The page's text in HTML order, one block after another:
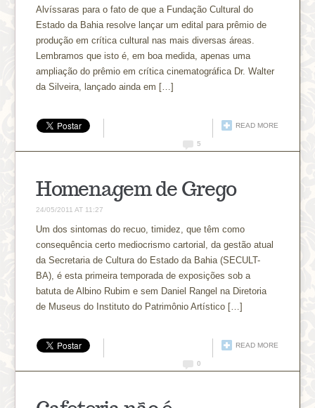
Alvíssaras para o fato de que a Fundação Cultural do
Estado da Bahia resolve lançar um edital para prêmio de
produção em crítica cultural nas mais diversas áreas.
Lembramos que isto é, em boa medida, apenas uma
ampliação do prêmio em crítica cinematográfica Dr. Walter
da Silveira, lançado ainda em […]
READ MORE
5
Homenagem de Grego
24/05/2011 AT 11:27
Um dos sintomas do recuo, timidez, que têm como
consequência certo mediocrismo cartorial, da gestão atual
da Secretaria de Cultura do Estado da Bahia (SECULT-
BA), é esta primeira temporada de exposições sob a
batuta de Albino Rubim e sem Daniel Rangel na Diretoria
de Museus do Instituto do Patrimônio Artístico […]
READ MORE
0